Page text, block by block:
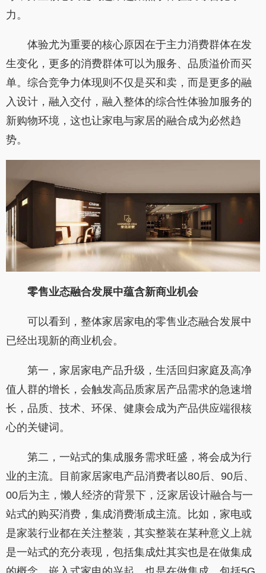
力。
体验尤为重要的核心原因在于主力消费群体在发
生变化，更多的消费群体可以为服务、品质溢价而买
单。综合竞争力体现则不仅是买和卖，而是更多的融
入设计，融入交付，融入整体的综合性体验加服务的
新购物环境，这也让家电与家居的融合成为必然趋
势。
零售业态融合发展中蕴含新商业机会
可以看到，整体家居家电的零售业态融合发展中
已经出现新的商业机会。
第一，家居家电产品升级，生活回归家庭及高净
值人群的增长，会触发高品质家居产品需求的急速增
长，品质、技术、环保、健康会成为产品供应端很核
心的关键词。
第二，一站式的集成服务需求旺盛，将会成为行
业的主流。目前家居家电产品消费者以80后、90后、
00后为主，懒人经济的背景下，泛家居设计融合与一
站式的购买消费，集成消费渐成主流。比如，家电或
是家装行业都在关注整装，其实整装在某种意义上就
是一站式的充分表现，包括集成灶其实也是在做集成